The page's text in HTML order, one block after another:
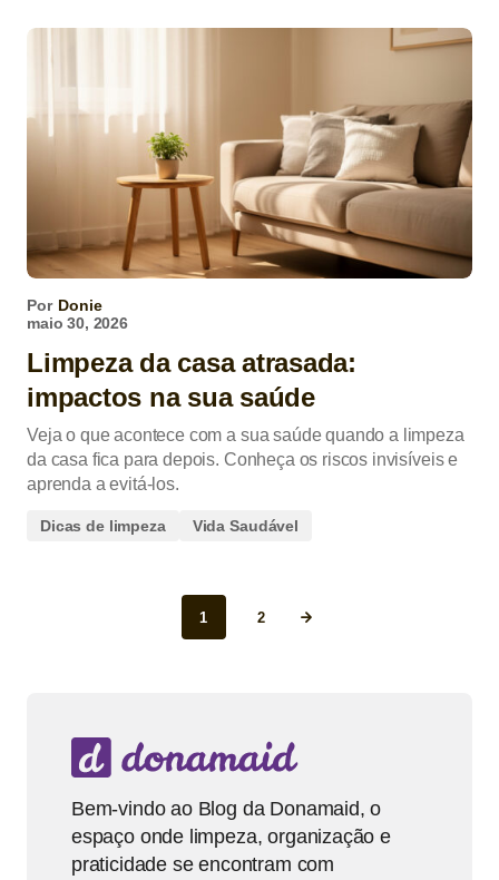
Por Donie
maio 30, 2026
Limpeza da casa atrasada:
impactos na sua saúde
Veja o que acontece com a sua saúde quando a limpeza
da casa fica para depois. Conheça os riscos invisíveis e
aprenda a evitá-los.
Dicas de limpeza Vida Saudável
1 2
Bem-vindo ao Blog da Donamaid, o
espaço onde limpeza, organização e
praticidade se encontram com